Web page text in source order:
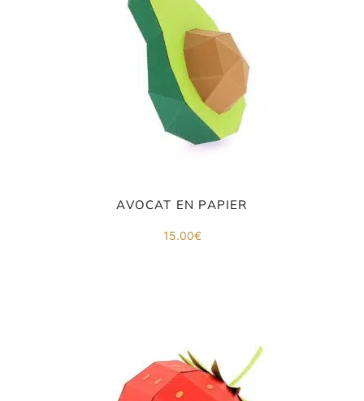
AVOCAT EN PAPIER
15.00€